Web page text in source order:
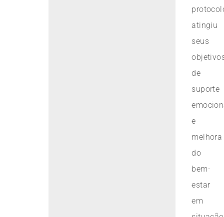
atingiu
seus
de
suporte
e
melhora
do
bem-
estar
em